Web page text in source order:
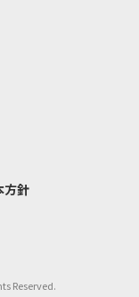
方針
Reserved.